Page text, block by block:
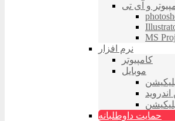
و آی تی
MS
نرم افزار
کامپیوتر
موبایل
اندروید
حمایت داوطلبانه